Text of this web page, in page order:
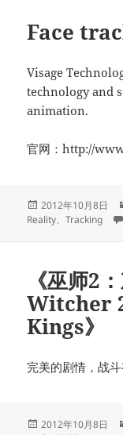
Face
Visage
technology and
animation.
官网：http://
发
布
2012年10月8日
Reality、Tracking
《巫师2
Witcher
Kings》
完美的剧情，战
发
2012年10月8日